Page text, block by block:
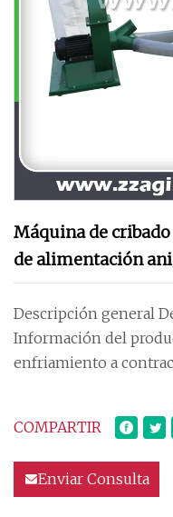
Máquina de
de alimentación
Descripción general
Información del
enfriamiento a
COMPARTIR
Enviar Consulta